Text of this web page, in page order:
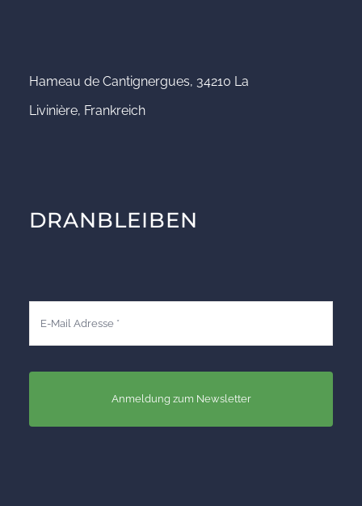
Hameau de Cantignergues, 34210 La
Livinière, Frankreich
DRANBLEIBEN
Anmeldung zum Newsletter